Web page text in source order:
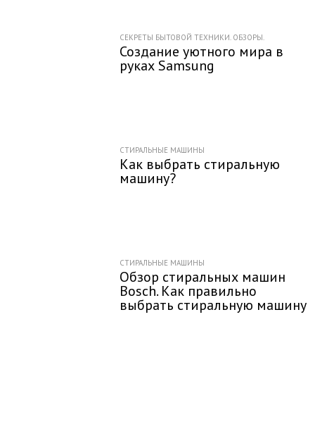
СЕКРЕТЫ БЫТОВОЙ ТЕХНИКИ. ОБЗОРЫ.
Создание уютного мира в
руках Samsung
СТИРАЛЬНЫЕ МАШИНЫ
Как выбрать стиральную
машину?
СТИРАЛЬНЫЕ МАШИНЫ
Обзор стиральных машин
Bosch. Как правильно
выбрать стиральную машину